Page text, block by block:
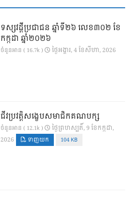
ទស្សវដ្តីប្រជាជន ឆ្នាំទី២៦ លេខ៣០២ ខែ
កក្កដា ឆ្នាំ២០២៦
ចំនួនអាន ( 16.7k ) ថ្ងៃ​អង្គារ, 4 ខែ​សីហា, 2026
ជីវប្រវត្តិសង្ខេបសមាជិកគណបក្ស
ចំនួនអាន ( 12.1k )
ថ្ងៃ​ព្រហស្បតិ៍, 9 ខែ​កក្កដា,
2026
ទាញយក 104 KB